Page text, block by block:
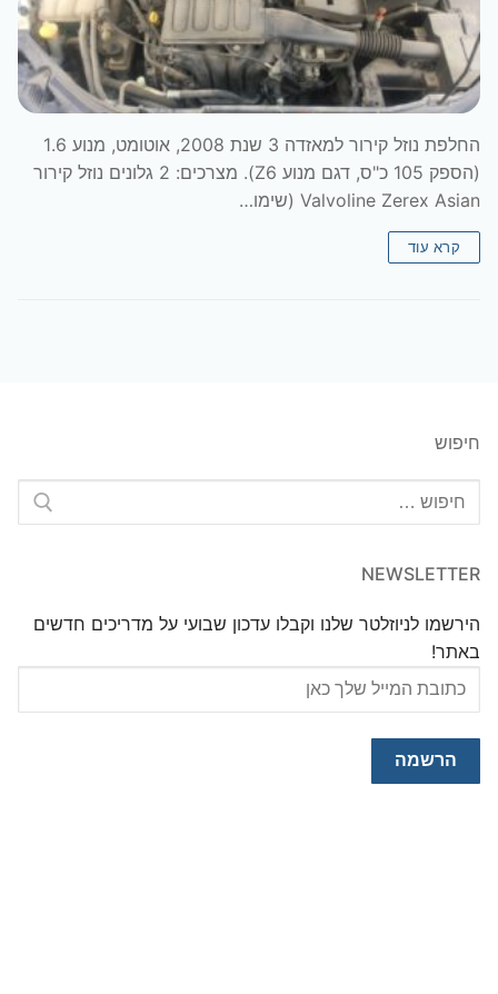
החלפת נוזל קירור למאזדה 3 שנת 2008, אוטומט, מנוע 1.6
(הספק 105 כ"ס, דגם מנוע Z6). מצרכים: 2 גלונים נוזל קירור
Valvoline Zerex Asian (שימו…
קרא עוד
חיפוש
NEWSLETTER
הירשמו לניוזלטר שלנו וקבלו עדכון שבועי על מדריכים חדשים
באתר!